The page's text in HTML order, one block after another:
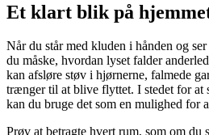
Et klart blik på
Når du står med kluden i hånden og
du måske, hvordan lyset falder
kan afsløre støv i hjørnerne, falmede
trænger til at blive flyttet. I stedet for at
kan du bruge det som en mulighed for
Prøv at betragte hvert rum, som om du